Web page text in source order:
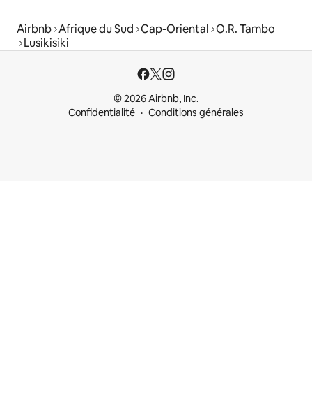
Airbnb Afrique du Sud Cap-Oriental O.R. Tambo
Lusikisiki
© 2026 Airbnb, Inc.
Confidentialité
Conditions générales